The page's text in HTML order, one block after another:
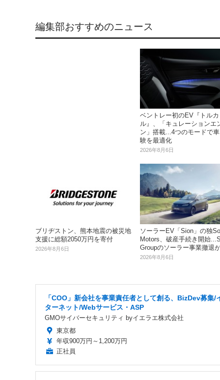
編集部おすすめのニュース
ベントレー初のEV『トルカ
ル』、「キュレーションエ
ン」搭載...4つのモードで
験を最適化
2026年8月6日
ブリヂストン、熊本地震の被災地
支援に総額2050万円を寄付
2026年8月6日
ソーラーEV「Sion」の独
Motors、破産手続き開始
Groupのソーラー事業撤退
2026年8月6日
「COO」新会社を事業責任者として創る、BizDev募集/
ターネット/Webサービス・ASP
GMOサイバーセキュリティ byイエラエ株式会社
東京都
年収900万円～1,200万円
正社員